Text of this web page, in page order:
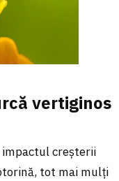
vertiginos
creșterii
tot mai mulți